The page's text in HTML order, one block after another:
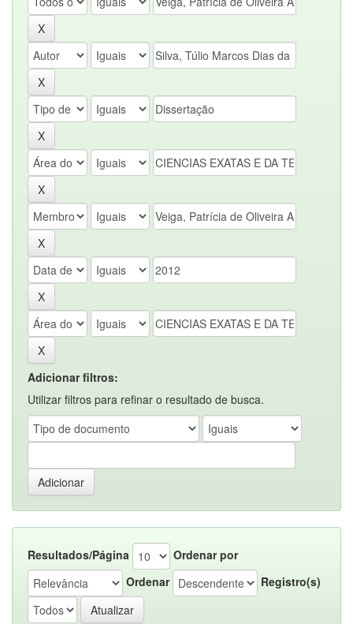
Adicionar filtros:
Utilizar filtros para refinar o resultado de busca.
Resultados/Página
Ordenar por
Ordenar
Registro(s)